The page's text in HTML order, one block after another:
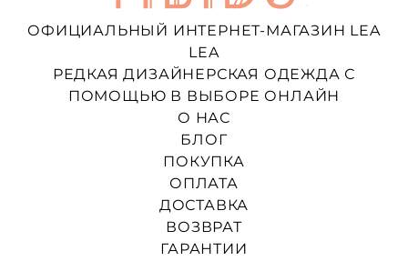
ОФИЦИАЛЬНЫЙ ИНТЕРНЕТ-МАГАЗИН LEA
LEA
РЕДКАЯ ДИЗАЙНЕРСКАЯ ОДЕЖДА С
ПОМОЩЬЮ В ВЫБОРЕ ОНЛАЙН
О НАС
БЛОГ
ПОКУПКА
ОПЛАТА
ДОСТАВКА
ВОЗВРАТ
ГАРАНТИИ